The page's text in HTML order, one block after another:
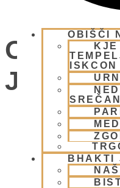
OBIŠČI
BHAKTI
JAGJA
Dogodki